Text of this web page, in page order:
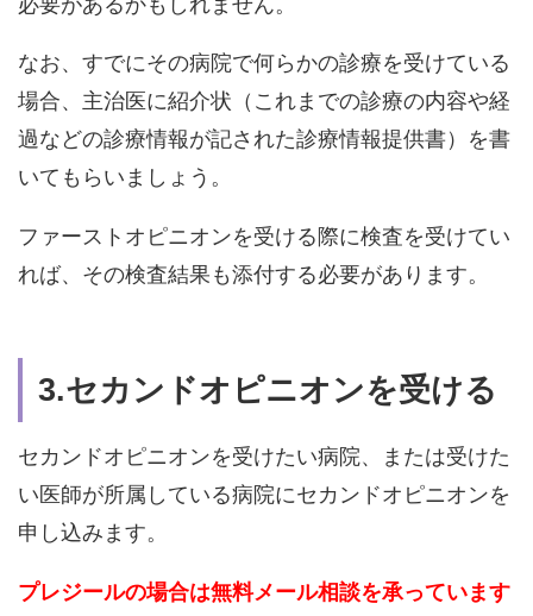
なお、すでにその病院で何らかの診療を受けている
場合、主治医に紹介状（これまでの診療の内容や経
過などの診療情報が記された診療情報提供書）を書
いてもらいましょう。
ファーストオピニオンを受ける際に検査を受けてい
れば、その検査結果も添付する必要があります。
3.セカンドオピニオンを受ける
セカンドオピニオンを受けたい病院、または受けた
い医師が所属している病院にセカンドオピニオンを
申し込みます。
プレジールの場合は無料メール相談を承っています